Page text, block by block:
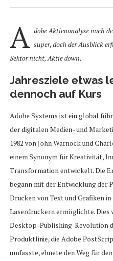
A dobe Aktienanalyse nach
super, doch der Ausblick
Sektor nicht, Aktie down.
Jahresziele etwas
dennoch auf Kurs
Adobe Systems ist ein global
der digitalen Medien- und
1982 von John Warnock und
einem Synonym für Kreativität,
Transformation entwickelt. Die
begann mit der Entwicklung der
Drucken von Text und Grafiken
Laserdruckern ermöglichte. Dies
Desktop-Publishing-Revolution
Produktlinie, die Adobe
umfasste, ebnete den Weg für